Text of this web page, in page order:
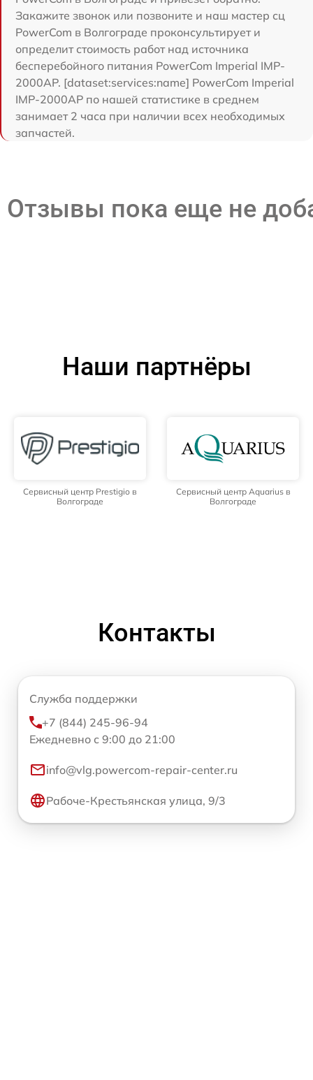
Закажите звонок или позвоните и наш мастер сц
PowerCom в Волгограде проконсультирует и
определит стоимость работ над источника
бесперебойного питания PowerCom Imperial IMP-
2000AP. [dataset:services:name] PowerCom Imperial
IMP-2000AP по нашей статистике в среднем
занимает 2 часа при наличии всех необходимых
запчастей.
Отзывы пока еще не
Наши партнёры
Сервисный центр Prestigio в
Волгограде
Сервисный центр Aquarius в
Волгограде
Контакты
Служба поддержки
+7 (844) 245-96-94
Ежедневно с 9:00 до 21:00
info@vlg.powercom-repair-center.ru
Рабоче-Крестьянская улица, 9/3